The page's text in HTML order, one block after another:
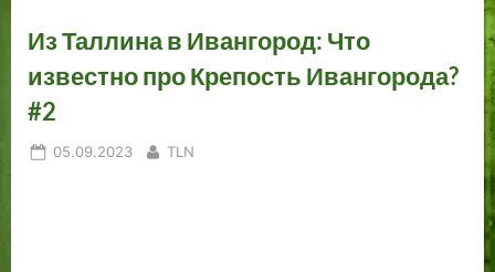
Из Таллина в Ивангород: Что
известно про Крепость Ивангорода?
#2
Posted
05.09.2023 By
TLN